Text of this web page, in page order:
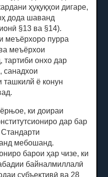
ҳуқуқҳои дигаре,
дода шаванд
§13 ва §14).
меъёрхоро пурра
меъёрхои
тартиби онхо дар
санадхои
ташкилй ё конун
ки доираи
дар бар
мебошанд.
барои ҳар чизе, ки
байналмиллалӣ
субъективӣ ва 28